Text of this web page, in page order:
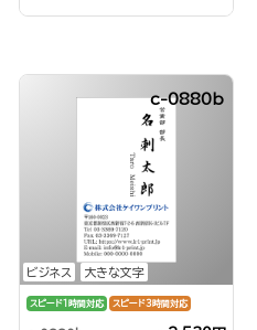
ビジネス 大きな文字
c-0880b
スピード1時間対応 スピード3時間対応